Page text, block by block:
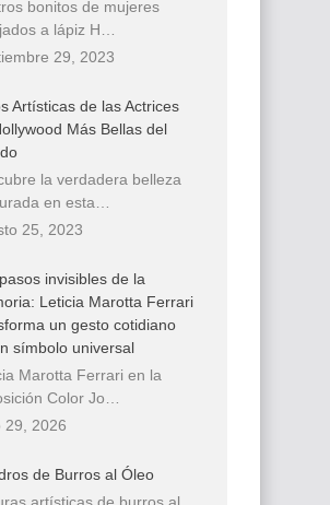
bonitos de mujeres
a lápiz H…
29, 2023
Artísticas de las Actrices
Más Bellas del
la verdadera belleza
en esta…
25, 2023
invisibles de la
Leticia Marotta Ferrari
un gesto cotidiano
símbolo universal
Marotta Ferrari en la
Color Jo…
29, 2026
de Burros al Óleo
artísticas de burros al